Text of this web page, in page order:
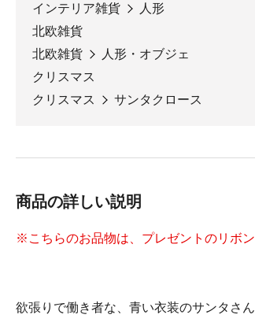
インテリア雑貨
人形
北欧雑貨
北欧雑貨
人形・オブジェ
クリスマス
クリスマス
サンタクロース
商品の詳しい説明
※こちらのお品物は、プレゼントのリボ
欲張りで働き者な、青い衣装のサンタさん